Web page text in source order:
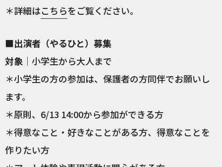
＊詳細はこちらをご覧ください。
■出演者（やるひと）募集
対象 ｜小学生から大人まで
＊小学生の方の参加は、保護者の方同伴でお願いし
ます。
＊原則、6/13 14:00から参加ができる方
＊得意なこと・好きなことがある方、得意なことを
作りたい方